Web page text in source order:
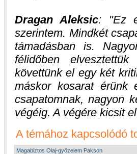
Dragan Aleksic:
Ez
szerintem. Mindkét
támadásban is.
félidőben
követtünk el egy két
máskor kosarat
csapatomnak, nagyon
végéig. A végére kicsit
A témához kapcsolódó
Magabiztos Olaj-győzelem Pakson